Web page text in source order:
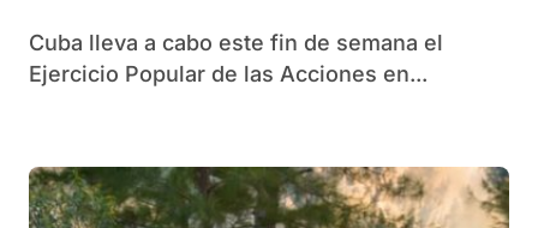
Cuba lleva a cabo este fin de semana el
Ejercicio Popular de las Acciones en...